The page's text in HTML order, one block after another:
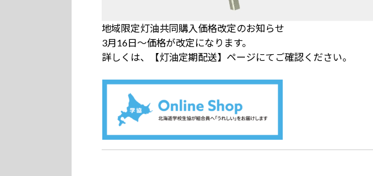
地域限定灯油共同購入価格改定のお知らせ
3月16日～価格が改定になります。
詳しくは、【灯油定期配送】ページにてご確認ください。